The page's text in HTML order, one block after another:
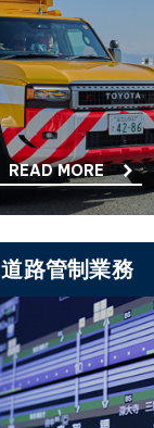
READ MORE
道路管制業務